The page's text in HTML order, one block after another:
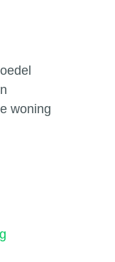
woning